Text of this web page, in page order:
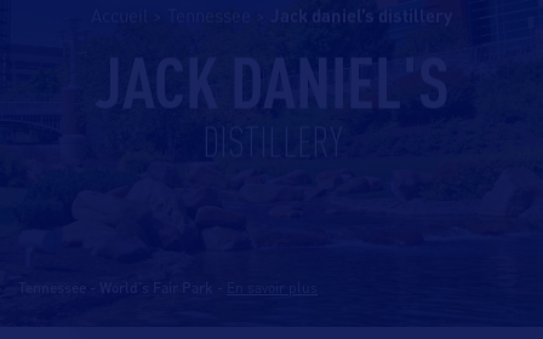
JACK DANIEL'S
DISTILLERY